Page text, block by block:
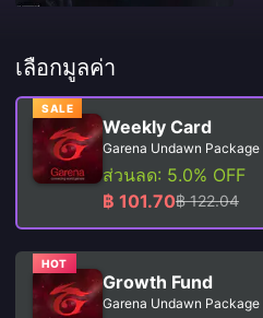
เลือกมูลค่า
SALE
Weekly Card
Garena Undawn Package
ส่วนลด: 5.0% OFF
฿ 101.70฿ 122.04
HOT
Growth Fund
Garena Undawn Package